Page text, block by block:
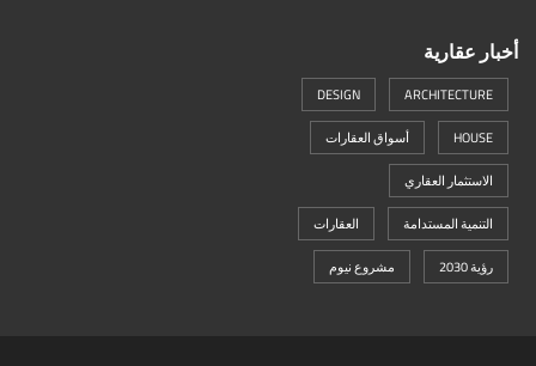
أخبار عقارية
ARCHITECTURE
DESIGN
HOUSE
أسواق العقارات
الاستثمار العقاري
التنمية المستدامة
العقارات
رؤية 2030
مشروع نيوم